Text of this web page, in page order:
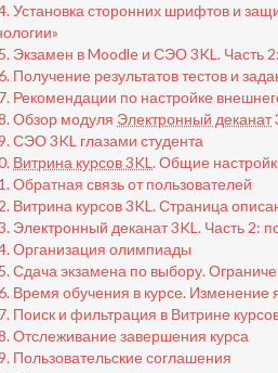
Установка сторонних шрифтов и
Экзамен в Moodle и СЭО 3KL. Часть 2:
Получение результатов тестов и
Рекомендации по настройке
Обзор модуля Электронный деканат
СЭО 3KL глазами студента
Витрина курсов 3KL. Общие
Обратная связь от пользователей
Витрина курсов 3KL. Страница
Электронный деканат 3KL. Часть 2:
Организация олимпиады
Сдача экзамена по выбору.
Время обучения в курсе. Изменение
Поиск и фильтрация в Витрине
Отслеживание завершения курса
Пользовательские соглашения